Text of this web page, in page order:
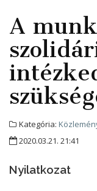
A
Kategória:
2020.03.21. 21:41
Nyilatkozat